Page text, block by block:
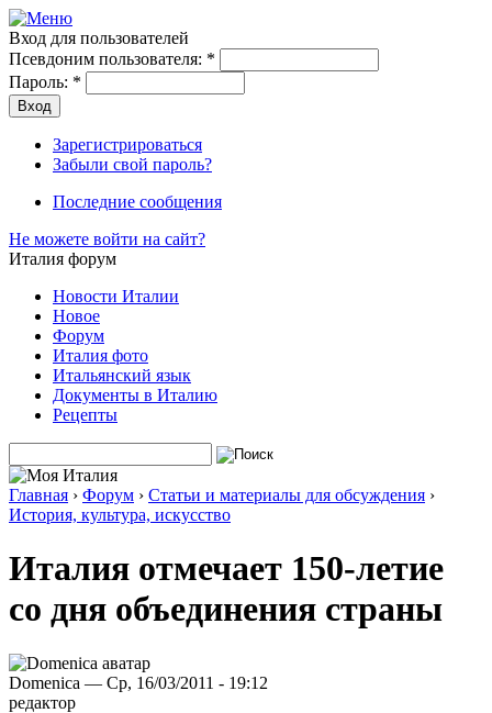
Вход для пользователей
Псевдоним пользователя: *
Пароль: *
Зарегистрироваться
Забыли свой пароль?
Последние сообщения
Не можете войти на сайт?
Италия форум
Новости Италии
Новое
Форум
Италия фото
Итальянский язык
Документы в Италию
Рецепты
Главная › Форум › Статьи и материалы для обсуждения ›
История, культура, искусство
Италия отмечает 150-летие
со дня объединения страны
Domenica — Ср, 16/03/2011 - 19:12
редактор